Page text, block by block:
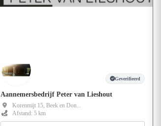
Geverifieerd
Aannemersbedrijf Peter van Lieshout
Korenmijt 15, Beek en Don...
Afstand: 5 km